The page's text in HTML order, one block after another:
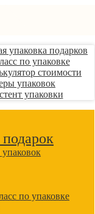
упаковка подарков
по упаковке
стоимости
упаковок
упаковки
по упаковке